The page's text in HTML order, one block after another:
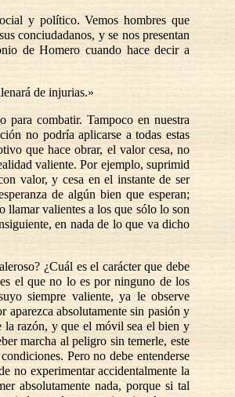
y político. Vemos hombres que
conciudadanos, y se nos presentan
de Homero cuando hace decir a
de injurias.»
combatir. Tampoco en nuestra
no podría aplicarse a todas estas
que hace obrar, el valor cesa, no
valiente. Por ejemplo, suprimid
valor, y cesa en el instante de ser
de algún bien que esperan;
llamar valientes a los que sólo lo son
en nada de lo que va dicho
¿Cuál es el carácter que debe
el que no lo es por ninguno de los
siempre valiente, ya le observe
aparezca absolutamente sin pasión y
la razón, y que el móvil sea el bien y
marcha al peligro sin temerle, este
Pero no debe entenderse
no experimentar accidentalmente la
absolutamente nada, porque si tal